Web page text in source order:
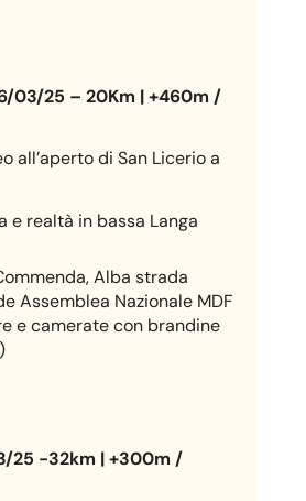
03/25 – 20Km | +460m /
all’aperto di San Licerio a
e realtà in bassa Langa
Alba strada
Assemblea Nazionale MDF
e camerate con brandine
25 -32km | +300m /